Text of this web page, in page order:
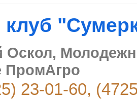
клуб
Оскол,
ПромАгро
23-01-60,